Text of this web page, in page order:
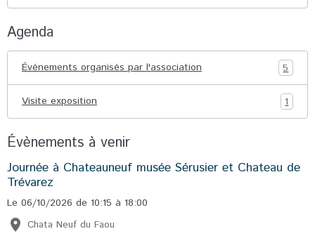
Agenda
Événements organisés par l'association 5
Visite exposition 1
Évènements à venir
Journée à Chateauneuf musée Sérusier et Chateau de
Trévarez
Le 06/10/2026 de 10:15 à 18:00
Chata Neuf du Faou